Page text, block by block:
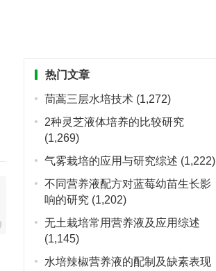
热门文章
茼蒿三层水培技术 (1,272)
2种灵芝液体培养的比较研究
(1,269)
气雾栽培的应用与研究综述 (1,222)
不同营养液配方对蓝莓幼苗生长影
响的研究 (1,202)
无土栽培常用营养液及应用综述
(1,145)
水培辣椒营养液的配制及缺素表现